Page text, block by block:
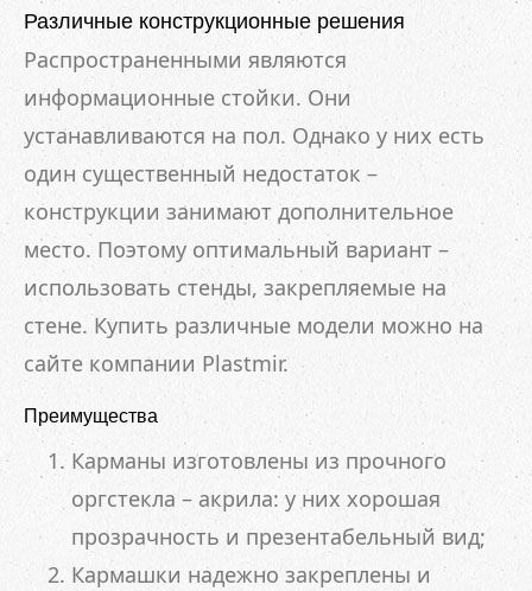
Различные конструкционные решения
Распространенными являются
информационные стойки. Они
устанавливаются на пол. Однако у них есть
один существенный недостаток –
конструкции занимают дополнительное
место. Поэтому оптимальный вариант –
использовать стенды, закрепляемые на
стене. Купить различные модели можно на
сайте компании Plastmir.
Преимущества
Карманы изготовлены из прочного
оргстекла – акрила: у них хорошая
прозрачность и презентабельный вид;
Кармашки надежно закреплены и